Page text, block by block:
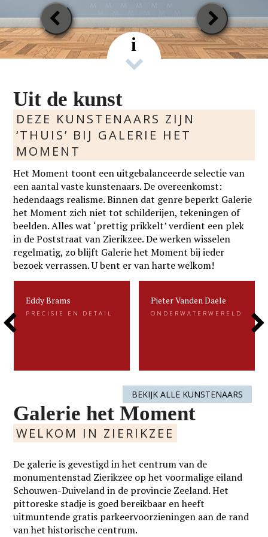
Previous
Slide
Next
Slide
i
Uit de kunst
DEZE KUNSTENAARS ZIJN
‘THUIS’ BIJ GALERIE HET
MOMENT
Het Moment toont een uitgebalanceerde selectie van
een aantal vaste kunstenaars. De overeenkomst:
hedendaags realisme. Binnen dat genre beperkt Galerie
het Moment zich niet tot schilderijen, tekeningen of
beelden. Alles wat ‘prettig prikkelt’ verdient een plek
in de Poststraat van Zierikzee. De werken wisselen
regelmatig, zo blijft Galerie het Moment bij ieder
bezoek verrassen. U bent er van harte welkom!
Eddy Brams
PRECISIE EN DETAIL
Pieter Vanden Daele
ONDERWATERWERELD
Pieter Vanden Daele
Next
BEKIJK ALLE KUNSTENAARS
Galerie het Moment
WELKOM IN ZIERIKZEE
De galerie is gevestigd in het centrum van de
monumentenstad Zierikzee op het voormalige eiland
Schouwen-Duiveland in de provincie Zeeland. Het
pittoreske stadje is goed bereikbaar en heeft
uitmuntende gratis parkeervoorzieningen aan de rand
van het historische centrum.